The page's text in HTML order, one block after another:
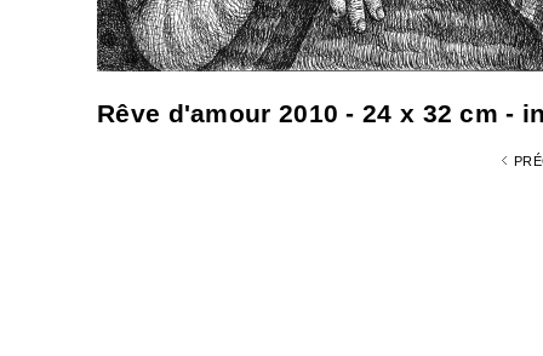
Rêve d'amour 2010 - 24 x 32 cm